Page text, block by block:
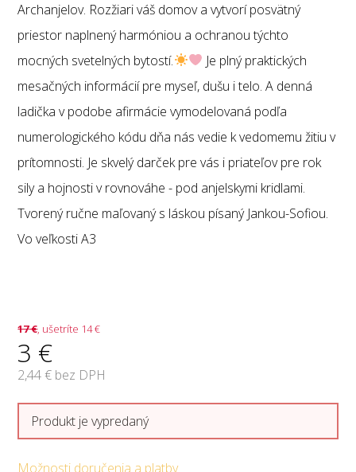
Archanjelov. Rozžiari váš domov a vytvorí posvätný
priestor naplnený harmóniou a ochranou týchto
mocných svetelných bytostí.
Je plný praktických
mesačných informácií pre myseľ, dušu i telo. A denná
ladička v podobe afirmácie vymodelovaná podľa
numerologického kódu dňa nás vedie k vedomemu žitiu v
prítomnosti. Je skvelý darček pre vás i priateľov pre rok
sily a hojnosti v rovnováhe - pod anjelskymi kridlami.
Tvorený ručne maľovaný s láskou písaný Jankou-Sofiou.
Vo veľkosti A3
17€, ušetríte 14 €
3 €
2,44 € bez DPH
Produkt je vypredaný
Možnosti doručenia a platby